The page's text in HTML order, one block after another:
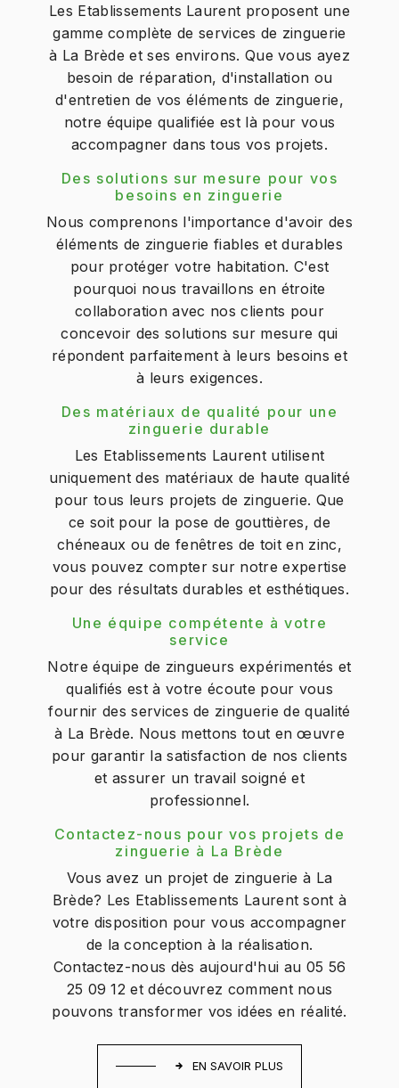
Les Etablissements Laurent proposent une
gamme complète de services de zinguerie
à La Brède et ses environs. Que vous ayez
besoin de réparation, d'installation ou
d'entretien de vos éléments de zinguerie,
notre équipe qualifiée est là pour vous
accompagner dans tous vos projets.
Des solutions sur mesure pour vos
besoins en zinguerie
Nous comprenons l'importance d'avoir des
éléments de zinguerie fiables et durables
pour protéger votre habitation. C'est
pourquoi nous travaillons en étroite
collaboration avec nos clients pour
concevoir des solutions sur mesure qui
répondent parfaitement à leurs besoins et
à leurs exigences.
Des matériaux de qualité pour une
zinguerie durable
Les Etablissements Laurent utilisent
uniquement des matériaux de haute qualité
pour tous leurs projets de zinguerie. Que
ce soit pour la pose de gouttières, de
chéneaux ou de fenêtres de toit en zinc,
vous pouvez compter sur notre expertise
pour des résultats durables et esthétiques.
Une équipe compétente à votre
service
Notre équipe de zingueurs expérimentés et
qualifiés est à votre écoute pour vous
fournir des services de zinguerie de qualité
à La Brède. Nous mettons tout en œuvre
pour garantir la satisfaction de nos clients
et assurer un travail soigné et
professionnel.
Contactez-nous pour vos projets de
zinguerie à La Brède
Vous avez un projet de zinguerie à La
Brède? Les Etablissements Laurent sont à
votre disposition pour vous accompagner
de la conception à la réalisation.
Contactez-nous dès aujourd'hui au 05 56
25 09 12 et découvrez comment nous
pouvons transformer vos idées en réalité.
EN SAVOIR PLUS